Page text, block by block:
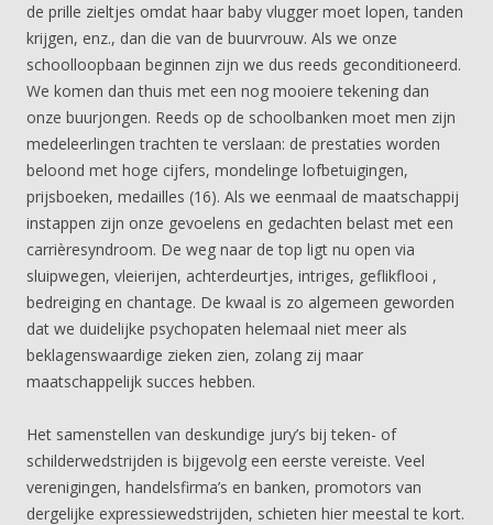
de prille zieltjes omdat haar baby vlugger moet lopen, tanden
krijgen, enz., dan die van de buurvrouw. Als we onze
schoolloopbaan beginnen zijn we dus reeds geconditioneerd.
We komen dan thuis met een nog mooiere tekening dan
onze buurjongen. Reeds op de schoolbanken moet men zijn
medeleerlingen trachten te verslaan: de prestaties worden
beloond met hoge cijfers, mondelinge lofbetuigingen,
prijsboeken, medailles (16). Als we eenmaal de maatschappij
instappen zijn onze gevoelens en gedachten belast met een
carrièresyndroom. De weg naar de top ligt nu open via
sluipwegen, vleierijen, achterdeurtjes, intriges, geflikflooi ,
bedreiging en chantage. De kwaal is zo algemeen geworden
dat we duidelijke psychopaten helemaal niet meer als
beklagenswaardige zieken zien, zolang zij maar
maatschappelijk succes hebben.
Het samenstellen van deskundige jury’s bij teken- of
schilderwedstrijden is bijgevolg een eerste vereiste. Veel
verenigingen, handelsfirma’s en banken, promotors van
dergelijke expressiewedstrijden, schieten hier meestal te kort.